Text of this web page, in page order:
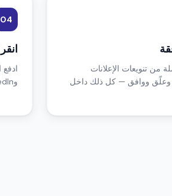
من تنويعات الإعلانات
وعلّق ووافق — كل ذلك داخل
04
وLinkedIn وReddit في وقت واحد بنقرة واحدة.